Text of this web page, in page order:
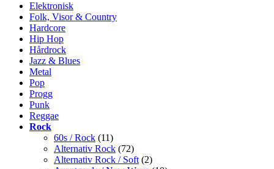
Elektronisk
Folk, Visor & Country
Hardcore
Hip Hop
Hårdrock
Jazz & Blues
Metal
Pop
Progg
Punk
Reggae
Rock
60s / Rock (11)
Alternativ Rock (72)
Alternativ Rock / Soft (2)